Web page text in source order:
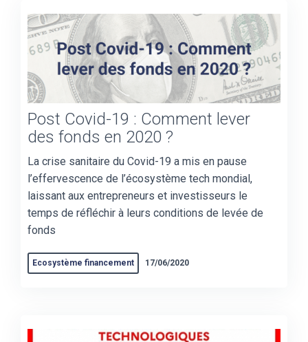
Post Covid-19 : Comment lever
des fonds en 2020 ?
La crise sanitaire du Covid-19 a mis en pause
l’effervescence de l’écosystème tech mondial,
laissant aux entrepreneurs et investisseurs le
temps de réfléchir à leurs conditions de levée de
fonds
Ecosystème financement 17/06/2020